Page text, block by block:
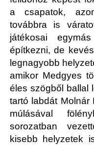
a csapatok,
továbbra is
játékosai
építkezni, de
legnagyobb
amikor Medgyes
éles szögből ballal
tartó labdát Molnár
múlásával
sorozatban
kisebb helyzetek